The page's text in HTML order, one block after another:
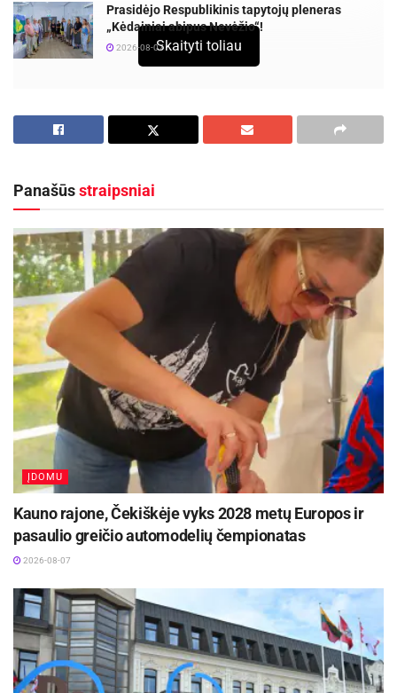
Prasidėjo Respublikinis tapytojų pleneras
„Kėdainiai abipus Nevėžio“!
2026-08-07Skaityti toliau
Panašūsstraipsniai
ĮDOMU
Kauno rajone, Čekiškėje vyks 2028 metų Europos ir
pasaulio greičio automodelių čempionatas
2026-08-07